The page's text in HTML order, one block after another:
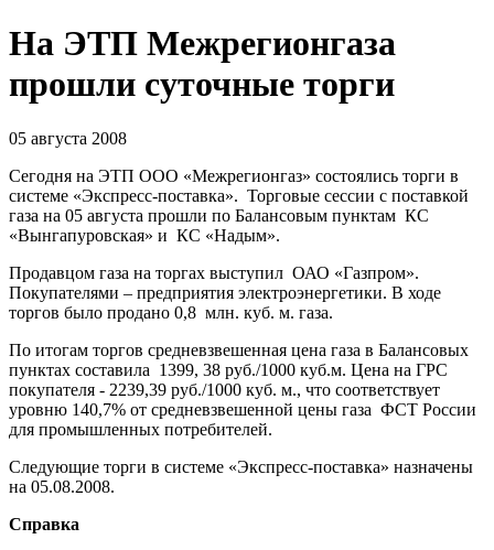
На ЭТП Межрегионгаза
прошли суточные торги
05 августа 2008
Сегодня на ЭТП ООО «Межрегионгаз» состоялись торги в
системе «Экспресс-поставка». Торговые сессии с поставкой
газа на 05 августа прошли по Балансовым пунктам КС
«Вынгапуровская» и КС «Надым».
Продавцом газа на торгах выступил ОАО «Газпром».
Покупателями – предприятия электроэнергетики. В ходе
торгов было продано 0,8 млн. куб. м. газа.
По итогам торгов средневзвешенная цена газа в Балансовых
пунктах составила 1399, 38 руб./1000 куб.м. Цена на ГРС
покупателя - 2239,39 руб./1000 куб. м., что соответствует
уровню 140,7% от средневзвешенной цены газа ФСТ России
для промышленных потребителей.
Следующие торги в системе «Экспресс-поставка» назначены
на 05.08.2008.
Справка